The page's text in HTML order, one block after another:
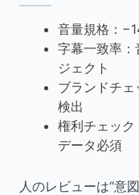
音量規格：
字幕一致率
ジェクト
ブランドチ
検出
権利チェック
データ必須
人のレビューは“意